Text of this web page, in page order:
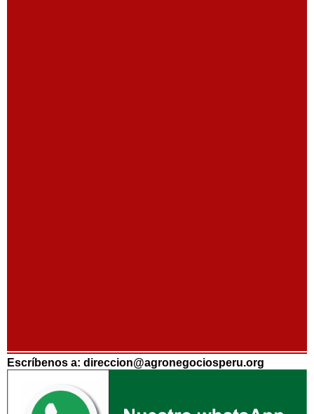
Escríbenos a: direccion@agronegociosperu.org